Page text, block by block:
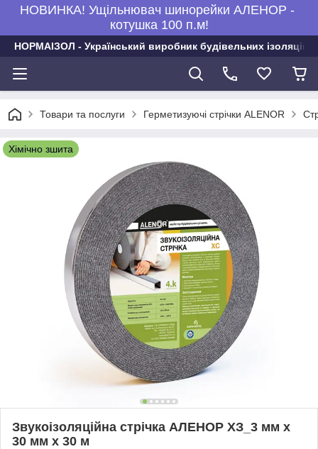
НОВИНКА! Ущільнювач шинорейки АЛЕНОР -
котушка 100 п.м!
НОРМАІЗОЛ - Український виробник будівельних
Товари та послуги Герметизуючі стрічки ALENOR
Хімічно зшита
Звукоізоляційна стрічка АЛЕНОР ХЗ_3 мм х
30 мм х 30 м